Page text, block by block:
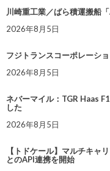
川崎重工業／ばら積運搬船
2026年8月5日
フジトランスコーポレーシ
2026年8月5日
ネバーマイル：TGR Haas
した
2026年8月5日
【トドケール】マルチキャ
とのAPI連携を開始